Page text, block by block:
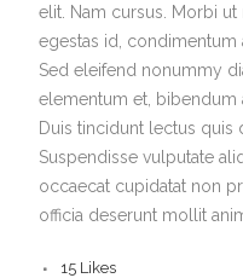
elit. Nam cursus. Morbi ut
egestas id, condimentum
Sed eleifend nonummy
elementum et, bibendum
Duis tincidunt lectus quis
Suspendisse vulputate
occaecat cupidatat non
officia deserunt mollit
15 Likes